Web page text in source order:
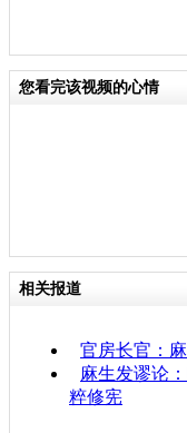
您看完该视频的心情
相关报道
官房长官：
麻生发谬论
粹修宪